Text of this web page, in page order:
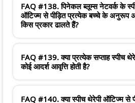
FAQ #138. पिनेकल ब्लूम्स नेटवर्क के
ऑटिज्म से पीड़ित प्रत्येक बच्चे के अनुरूप
किस प्रकार ढालते हैं?
FAQ #139. क्या प्रत्येक सप्ताह स्पीच
कोई आदर्श आवृत्ति होती है?
FAQ #140. क्या स्पीच थेरेपी ऑटिज्म से